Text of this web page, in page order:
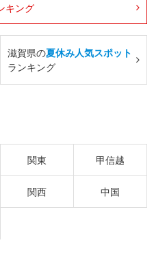
キング
滋賀県の夏休み人気スポット
ランキング
関東 甲信越
関西 中国